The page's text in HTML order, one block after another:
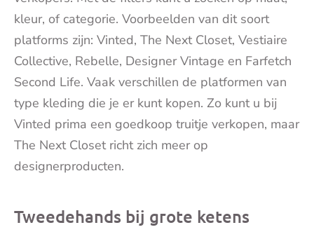
kleur, of categorie. Voorbeelden van dit soort
platforms zijn: Vinted, The Next Closet, Vestiaire
Collective, Rebelle, Designer Vintage en Farfetch
Second Life. Vaak verschillen de platformen van
type kleding die je er kunt kopen. Zo kunt u bij
Vinted prima een goedkoop truitje verkopen, maar
The Next Closet richt zich meer op
designerproducten.
Tweedehands bij grote ketens